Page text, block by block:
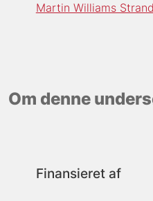
Martin Williams
Om denne
Finansieret af